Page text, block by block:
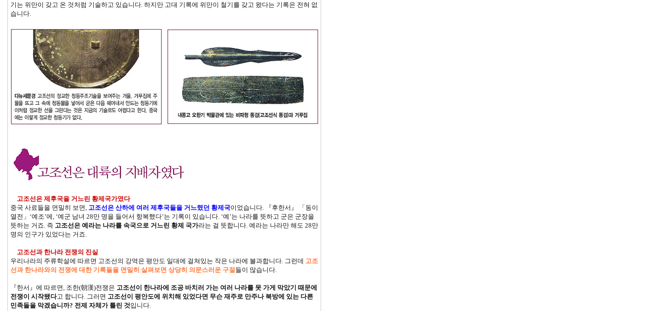
기는 위만이 갖고 온 것처럼 기술하고 있습니다. 하지만 고대 기록에 위만이 철기를 갖고 왔다는 기록은 전혀 없
습니다.
고조선은 제후국을 거느린 황제국가였다
중국 사료들을 면밀히 보면, 고조선은 산하에 여러 제후국들을 거느렸던 황제국이었습니다. 『후한서』 「동이
열전」‘예조’에, ‘예군 남녀 28만 명을 들어서 항복했다’는 기록이 있습니다. ‘예’는 나라를 뜻하고 군은 군장을
뜻하는 거죠. 즉 고조선은 예라는 나라를 속국으로 거느린 황제 국가라는 걸 뜻합니다. 예라는 나라만 해도 28만
명의 인구가 있었다는 거죠.
고조선과 한나라 전쟁의 진실
우리나라의 주류학설에 따르면 고조선의 강역은 평안도 일대에 걸쳐있는 작은 나라에 불과합니다. 그런데 고조
선과 한나라와의 전쟁에 대한 기록들을 면밀히 살펴보면 상당히 의문스러운 구절들이 많습니다.
『한서』에 따르면, 조한(朝漢)전쟁은 고조선이 한나라에 조공 바치러 가는 여러 나라를 못 가게 막았기 때문에
전쟁이 시작됐다고 합니다. 그러면 고조선이 평안도에 위치해 있었다면 무슨 재주로 만주나 북방에 있는 다른
민족들을 막겠습니까? 전제 자체가 틀린 것입니다.